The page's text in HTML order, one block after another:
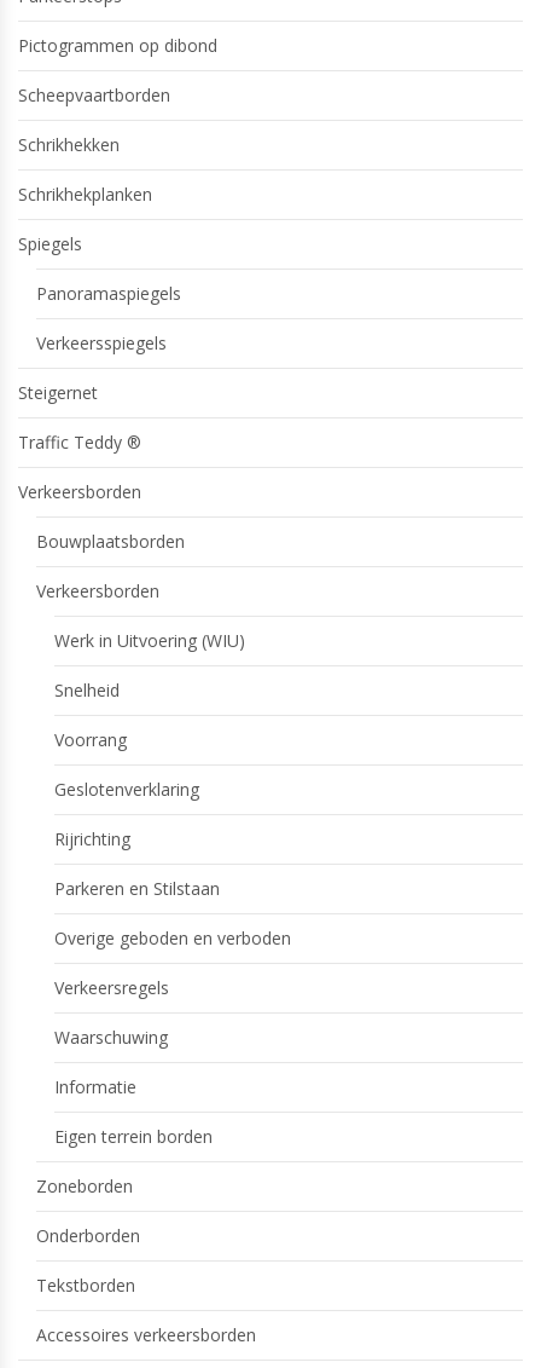
Pictogrammen op dibond
Scheepvaartborden
Schrikhekken
Schrikhekplanken
Spiegels
Panoramaspiegels
Verkeersspiegels
Steigernet
Traffic Teddy ®
Verkeersborden
Bouwplaatsborden
Verkeersborden
Werk in Uitvoering (WIU)
Snelheid
Voorrang
Geslotenverklaring
Rijrichting
Parkeren en Stilstaan
Overige geboden en verboden
Verkeersregels
Waarschuwing
Informatie
Eigen terrein borden
Zoneborden
Onderborden
Tekstborden
Accessoires verkeersborden